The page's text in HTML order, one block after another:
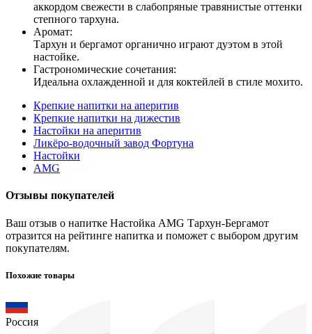
аккордом свежести в слабопряные травянистые оттенки
степного тархуна.
Аромат:
Тархун и бергамот органично играют дуэтом в этой
настойке.
Гастрономические сочетания:
Идеальна охлажденной и для коктейлей в стиле мохито.
Крепкие напитки на аперитив
Крепкие напитки на дижестив
Настойки на аперитив
Ликёро-водочный завод Фортуна
Настойки
AMG
Отзывы покупателей
Ваш отзыв о напитке Настойка AMG Тархун-Бергамот
отразится на рейтинге напитка и поможет с выбором другим
покупателям.
Похожие товары
Россия